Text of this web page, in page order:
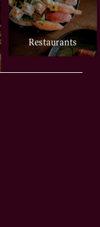
Restaurants